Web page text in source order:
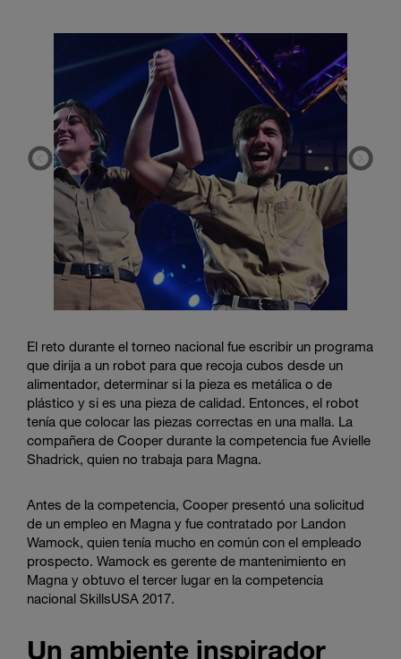
El reto durante el torneo nacional fue escribir un programa
que dirija a un robot para que recoja cubos desde un
alimentador, determinar si la pieza es metálica o de
plástico y si es una pieza de calidad. Entonces, el robot
tenía que colocar las piezas correctas en una malla. La
compañera de Cooper durante la competencia fue Avielle
Shadrick, quien no trabaja para Magna.
Antes de la competencia, Cooper presentó una solicitud
de un empleo en Magna y fue contratado por Landon
Wamock, quien tenía mucho en común con el empleado
prospecto. Wamock es gerente de mantenimiento en
Magna y obtuvo el tercer lugar en la competencia
nacional SkillsUSA 2017.
Un ambiente inspirador